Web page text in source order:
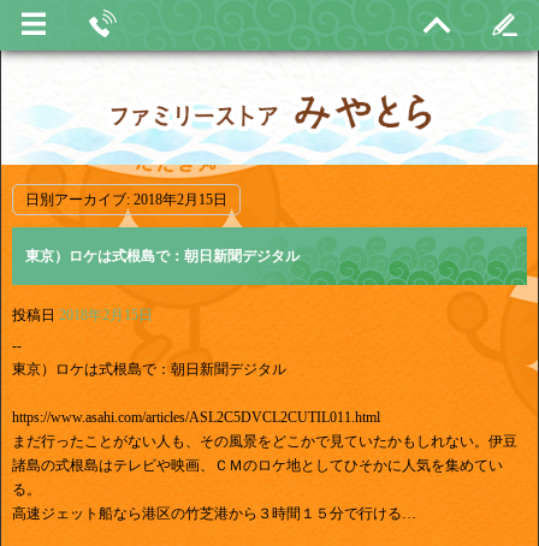
日別アーカイブ: 2018年2月15日
東京）ロケは式根島で：朝日新聞デジタル
投稿日 2018年2月15日
--
東京）ロケは式根島で：朝日新聞デジタル
https://www.asahi.com/articles/ASL2C5DVCL2CUTIL011.html
まだ行ったことがない人も、その風景をどこかで見ていたかもしれない。伊豆
諸島の式根島はテレビや映画、ＣＭのロケ地としてひそかに人気を集めてい
る。
高速ジェット船なら港区の竹芝港から３時間１５分で行ける…